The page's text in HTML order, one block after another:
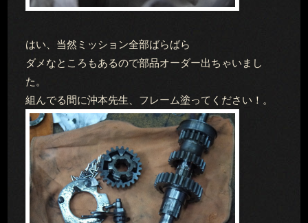
はい、当然ミッション全部ばらばら
ダメなところもあるので部品オーダー出ちゃいまし
た。
組んでる間に沖本先生、フレーム塗ってください！。